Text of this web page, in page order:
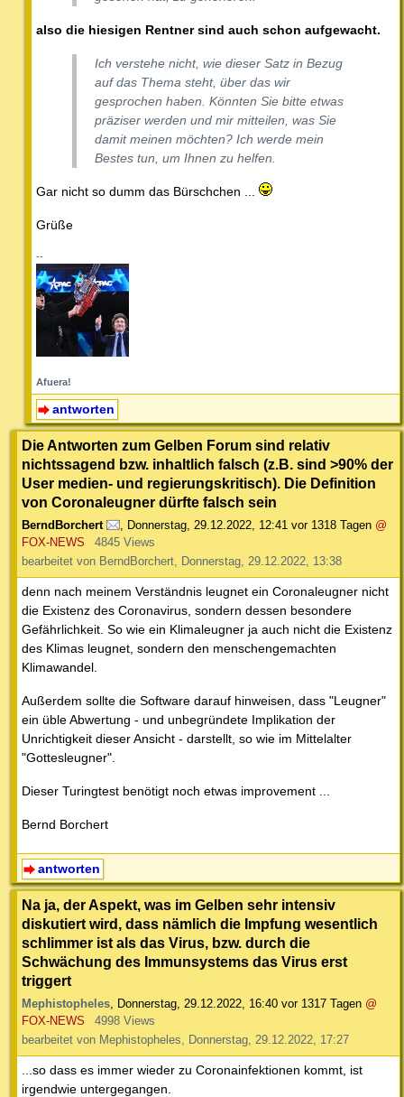
also die hiesigen Rentner sind auch schon aufgewacht.
Ich verstehe nicht, wie dieser Satz in Bezug
auf das Thema steht, über das wir
gesprochen haben. Könnten Sie bitte etwas
präziser werden und mir mitteilen, was Sie
damit meinen möchten? Ich werde mein
Bestes tun, um Ihnen zu helfen.
Gar nicht so dumm das Bürschchen ...
Grüße
--
Afuera!
antworten
Die Antworten zum Gelben Forum sind relativ
nichtssagend bzw. inhaltlich falsch (z.B. sind >90% der
User medien- und regierungskritisch). Die Definition
von Coronaleugner dürfte falsch sein
BerndBorchert , Donnerstag, 29.12.2022, 12:41 vor 1318 Tagen @
FOX-NEWS
4845 Views
bearbeitet von BerndBorchert, Donnerstag, 29.12.2022, 13:38
denn nach meinem Verständnis leugnet ein Coronaleugner nicht
die Existenz des Coronavirus, sondern dessen besondere
Gefährlichkeit. So wie ein Klimaleugner ja auch nicht die Existenz
des Klimas leugnet, sondern den menschengemachten
Klimawandel.
Außerdem sollte die Software darauf hinweisen, dass "Leugner"
ein üble Abwertung - und unbegründete Implikation der
Unrichtigkeit dieser Ansicht - darstellt, so wie im Mittelalter
"Gottesleugner".
Dieser Turingtest benötigt noch etwas improvement ...
Bernd Borchert
antworten
Na ja, der Aspekt, was im Gelben sehr intensiv
diskutiert wird, dass nämlich die Impfung wesentlich
schlimmer ist als das Virus, bzw. durch die
Schwächung des Immunsystems das Virus erst
triggert
Mephistopheles Donnerstag, 29.12.2022, 16:40 vor 1317 Tagen @
FOX-NEWS
4998 Views
bearbeitet von Mephistopheles, Donnerstag, 29.12.2022, 17:27
...so dass es immer wieder zu Coronainfektionen kommt, ist
irgendwie untergegangen.